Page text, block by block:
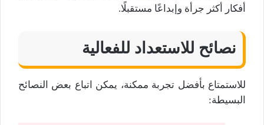
أفكار أكثر جرأة وإبداعًا مستقبلًا.
نصائح للاستعداد للفعالية
للاستمتاع بأفضل تجربة ممكنة، يمكن اتباع بعض النصائح
البسيطة: